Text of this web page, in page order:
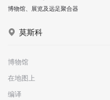
博物馆、展览及远足聚合器
莫斯科
博物馆
在地图上
编译